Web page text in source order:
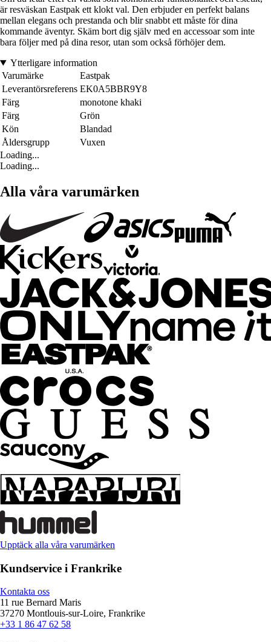
är resväskan Eastpak ett klokt val. Den erbjuder en perfekt balans
mellan elegans och prestanda och blir snabbt ett måste för dina
kommande äventyr. Skäm bort dig själv med en accessoar som inte
bara följer med på dina resor, utan som också förhöjer dem.
Ytterligare information
Varumärke
Eastpak
Leverantörsreferens EK0A5BBR9Y8
Färg
monotone khaki
Färg
Grön
Kön
Blandad
Åldersgrupp
Vuxen
Loading...
Loading...
Alla våra varumärken
Upptäck alla våra varumärken
Kundservice i Frankrike
Kontakta oss
11 rue Bernard Maris
37270 Montlouis-sur-Loire, Frankrike
+33 1 86 47 62 58